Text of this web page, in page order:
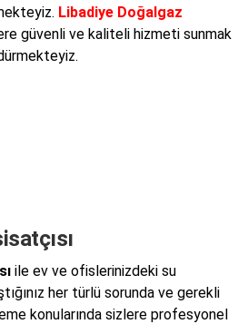
Libadiye Doğalgaz
güvenli ve kaliteli hizmeti sunmak
ile ev ve ofislerinizdeki su
her türlü sorunda ve gerekli
konularında sizlere profesyonel